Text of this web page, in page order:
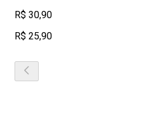
R$ 30,90
R$ 25,90